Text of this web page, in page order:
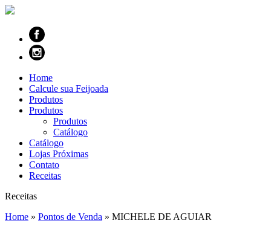
Home
Calcule sua Feijoada
Produtos
Produtos
Produtos
Catálogo
Catálogo
Lojas Próximas
Contato
Receitas
Receitas
Home » Pontos de Venda » MICHELE DE AGUIAR